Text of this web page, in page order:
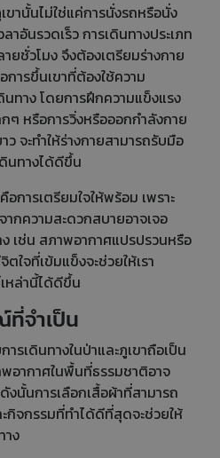
ขานั้นไม่ใช่แค่การนั่งรถหรือนั่ง
าอันรวดเร็ว การเดินทางประเภท
ยชั่วโมง จึงต้องเตรียมร่างกาย
การขึ้นเขาที่ต้องใช้ความ
ทาง โดยการฝึกความแข็งแรง
ๆ หรือการวิ่งหรือออกกำลังกาย
ว จะทำให้ร่างกายสามารถรับมือ
นทางได้ดีขึ้น
ารเตรียมใจให้พร้อม เพราะ
กความสะดวกสบายอาจเจอ
เช่น สภาพอากาศแปรปรวนหรือ
ใจที่เข้มแข็งจะช่วยให้เรา
หล่านี้ได้ดีขึ้น
ที่จำเป็น
รเดินทางในป่าและภูเขาถือเป็น
อากาศในพื้นที่ธรรมชาติอาจ
งนั้นการเลือกเสื้อผ้าที่สามารถ
จกรรมที่ทำได้ดีที่สุดจะช่วยให้
ง